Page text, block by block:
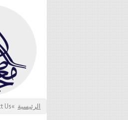
أنت هنا
الرئيسية »
Us